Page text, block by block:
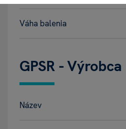
Váha balenia
GPSR - Výrobca
Název